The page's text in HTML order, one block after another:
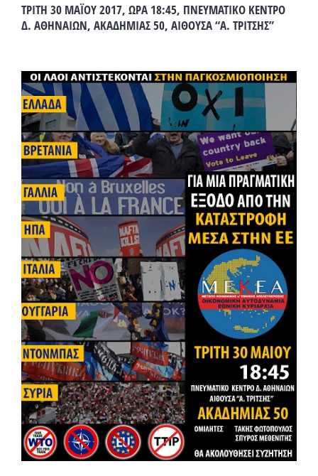
ΤΡΙΤΗ 30 ΜΑΪΟΥ 2017, ΩΡΑ 18:45, ΠΝΕΥΜΑΤΙΚΟ ΚΕΝΤΡΟ
Δ. ΑΘΗΝΑΙΩΝ, ΑΚΑΔΗΜΙΑΣ 50, ΑΙΘΟΥΣΑ “Α. ΤΡΙΤΣΗΣ”